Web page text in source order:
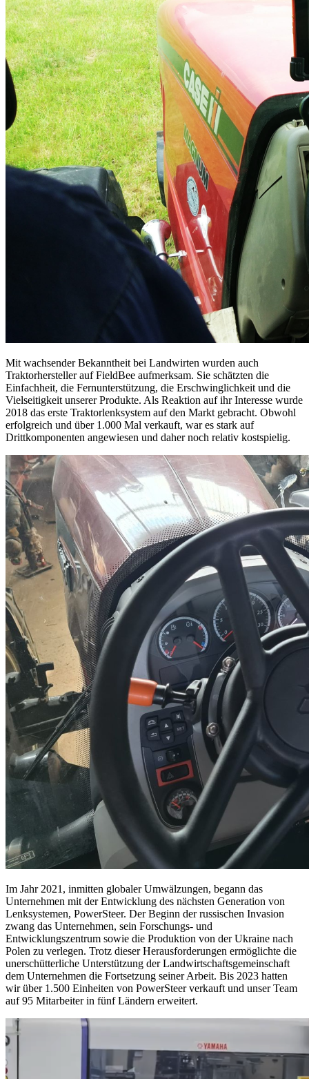
Mit wachsender Bekanntheit bei Landwirten wurden auch
Traktorhersteller auf FieldBee aufmerksam. Sie schätzten die
Einfachheit, die Fernunterstützung, die Erschwinglichkeit und die
Vielseitigkeit unserer Produkte. Als Reaktion auf ihr Interesse wurde
2018 das erste Traktorlenksystem auf den Markt gebracht. Obwohl
erfolgreich und über 1.000 Mal verkauft, war es stark auf
Drittkomponenten angewiesen und daher noch relativ kostspielig.
Im Jahr 2021, inmitten globaler Umwälzungen, begann das
Unternehmen mit der Entwicklung des nächsten Generation von
Lenksystemen, PowerSteer. Der Beginn der russischen Invasion
zwang das Unternehmen, sein Forschungs- und
Entwicklungszentrum sowie die Produktion von der Ukraine nach
Polen zu verlegen. Trotz dieser Herausforderungen ermöglichte die
unerschütterliche Unterstützung der Landwirtschaftsgemeinschaft
dem Unternehmen die Fortsetzung seiner Arbeit. Bis 2023 hatten
wir über 1.500 Einheiten von PowerSteer verkauft und unser Team
auf 95 Mitarbeiter in fünf Ländern erweitert.